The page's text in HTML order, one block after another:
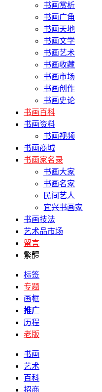
书画赏析
书画广角
书画天地
书画文学
书画艺术
书画收藏
书画市场
书画创作
书画史论
书画百科
书画资料
书画视频
书画商城
书画家名录
书画大家
书画名家
民间艺人
宜兴书画家
书画技法
艺术品市场
留言
繁體
标签
专题
画框
推广
历程
老版
书画
艺术
百科
招商